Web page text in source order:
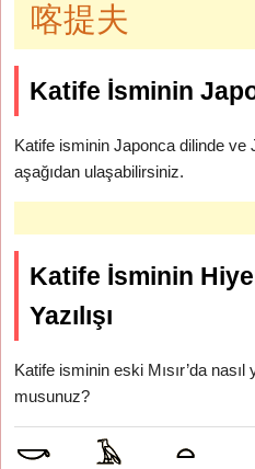
喀提夫
Katife İsminin
Katife isminin Japonca dilinde ve
aşağıdan ulaşabilirsiniz.
Katife İsminin
Yazılışı
Katife isminin eski Mısır’da nasıl
musunuz?